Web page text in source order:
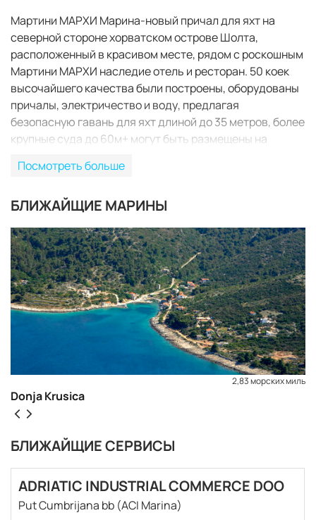
Мартини МАРХИ Марина-новый причал для яхт на
северной стороне хорватском острове Шолта,
расположенный в красивом месте, рядом с роскошным
Мартини МАРХИ наследие отель и ресторан. 50 коек
высочайшего качества были построены, оборудованы
причалы, электричество и воду, предлагая
безопасную гавань для яхт длиной до 35 метров, более
крупные суда до 60м+ могут быть размещены на
построен в стиле древних греческих театров для
Мартыньш Марко Марина в высокий сезон.
Посмотреть больше
БЛИЖАЙЩИЕ МАРИНЫ
2,83 морских миль
Donja Krusica
БЛИЖАЙЩИЕ СЕРВИСЫ
ADRIATIC INDUSTRIAL COMMERCE DOO
Put Cumbrijana bb (ACI Marina)
ЗАБРОНИРОВАТЬ